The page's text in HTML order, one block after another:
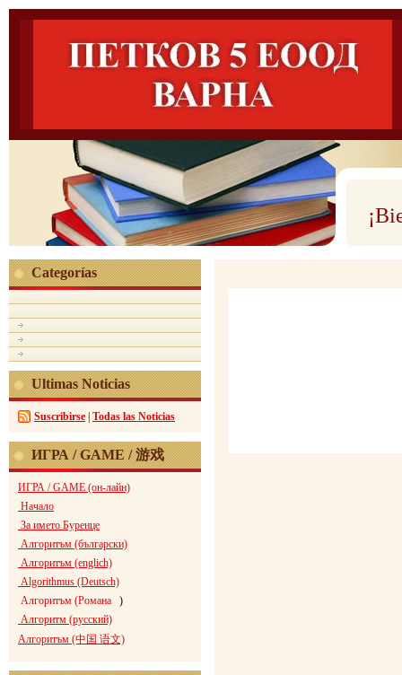
Categorías
Ultimas Noticias
Suscribirse Todas las Noticias
ИГРА / GAME / 游戏
ИГРА / GAME (он-лайн)
Начало
За името Буренце
Алгоритъм (български)
Алгоритъм (englich)
Algorithmus (Deutsch)
Алгоритъм (Романа
)
Алгоритм (русский)
Алгоритъм (中国 语文)